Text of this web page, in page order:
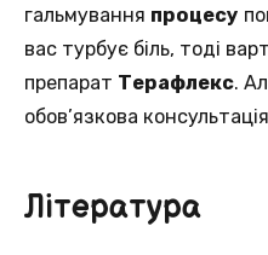
гальмування процесу
вас турбує біль, тоді
препарат Терафлекс.
обов’язкова
Література